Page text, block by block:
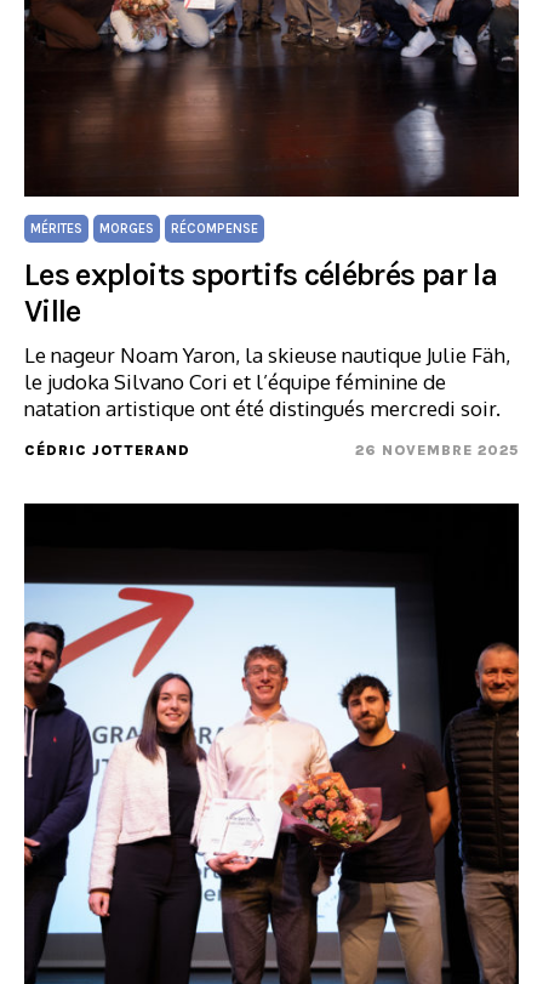
MÉRITES MORGES RÉCOMPENSE
Les exploits sportifs célébrés par la
Ville
Le nageur Noam Yaron, la skieuse nautique Julie Fäh,
le judoka Silvano Cori et l’équipe féminine de
natation artistique ont été distingués mercredi soir.
CÉDRIC JOTTERAND 26 NOVEMBRE 2025